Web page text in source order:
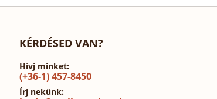
KÉRDÉSED VAN?
Hívj minket:
(+36-1) 457-8450
Írj nekünk: